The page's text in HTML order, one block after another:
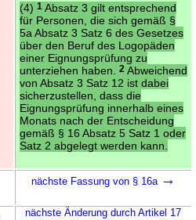
(4) 1Absatz 3 gilt entsprechend
für Personen, die sich gemäß §
5a Absatz 3 Satz 6 des Gesetzes
über den Beruf des Logopäden
einer Eignungsprüfung zu
unterziehen haben.
2Abweichend
von Absatz 3 Satz 12 ist dabei
sicherzustellen, dass die
Eignungsprüfung innerhalb eines
Monats nach der Entscheidung
gemäß § 16 Absatz 5 Satz 1 oder
Satz 2 abgelegt werden kann.
nächste Fassung von § 16a →
nächste Änderung durch Artikel 17